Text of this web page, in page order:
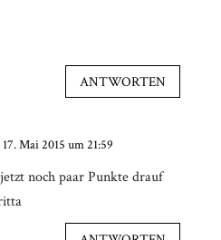
ANTWORTEN
Mai 2015 um 21:59
noch paar Punkte drauf